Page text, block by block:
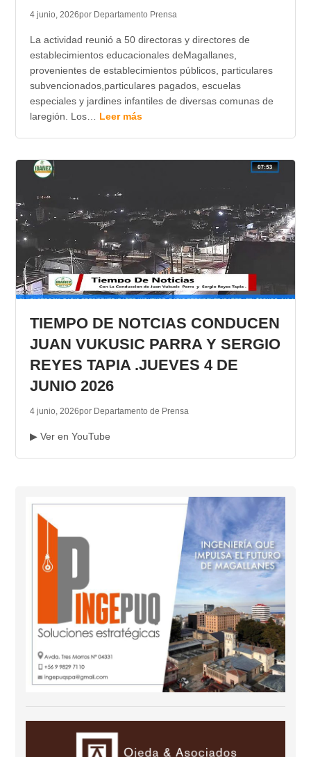
4 junio, 2026por Departamento Prensa
La actividad reunió a 50 directoras y directores de
establecimientos educacionales deMagallanes,
provenientes de establecimientos públicos, particulares
subvencionados,particulares pagados, escuelas
especiales y jardines infantiles de diversas comunas de
laregión. Los… Leer más
TIEMPO DE NOTCIAS CONDUCEN
JUAN VUKUSIC PARRA Y SERGIO
REYES TAPIA .JUEVES 4 DE
JUNIO 2026
4 junio, 2026por Departamento de Prensa
▶ Ver en YouTube